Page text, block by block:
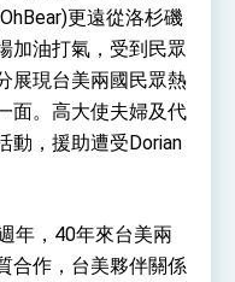
更遠從洛杉磯
加油打氣，受到民眾
展現台美兩國民眾熱
面。高大使夫婦及代
動，援助遭受Dorian
年，40年來台美兩
合作，台美夥伴關係